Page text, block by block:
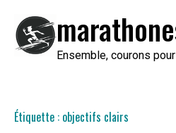
contenu
Ensemble, courons
Étiquette : objectifs clairs